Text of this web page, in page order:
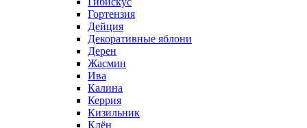
Гортензия
Дейция
Декоративные яблони
Дерен
Жасмин
Ива
Калина
Керрия
Кизильник
Клён